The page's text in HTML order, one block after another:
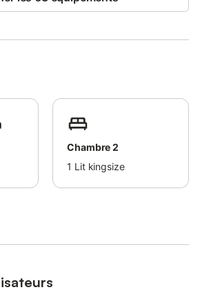
de ski de fond.
Chambre 2
1 Lit kingsize